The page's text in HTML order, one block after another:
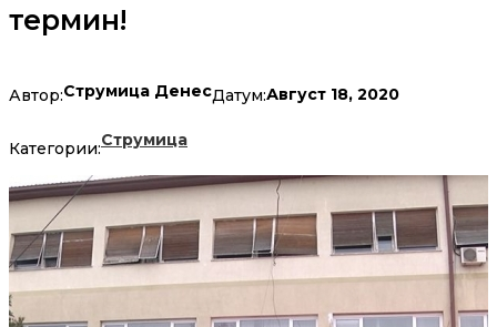
термин!
Автор:Струмица ДенесДатум:Август 18, 2020
Категории:Струмица